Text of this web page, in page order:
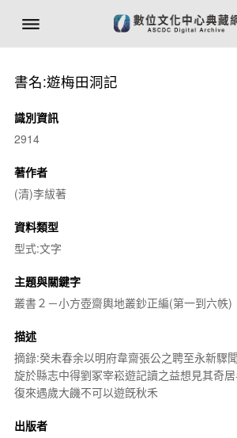
書名:遊梅田洞記
識別資訊
2914
著作者
(清)李紱著
資料類型
型式:文字
主題與關鍵字
叢書２－小方壺齋輿地叢鈔正編(第一到六帙)
描述
摘錄:癸未春余以明府韋齋張公之聘至永新驟
旋於縣志中得劉冢宰崧遊記讀之益想見其奇
復來遇歲大饑不可以遊旣秋禾
出版者